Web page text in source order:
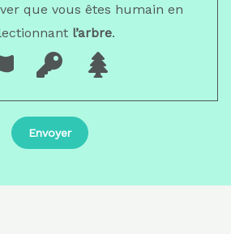
que vous êtes humain en
l’arbre.